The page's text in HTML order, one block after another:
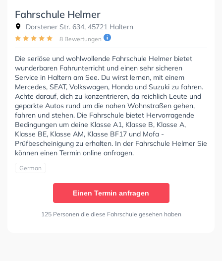
Fahrschule Helmer
Dorstener Str. 634, 45721 Haltern
8 Bewertungen
Die seriöse und wohlwollende Fahrschule Helmer bietet
wunderbaren Fahrunterricht und einen sehr sicheren
Service in Haltern am See. Du wirst lernen, mit einem
Mercedes, SEAT, Volkswagen, Honda und Suzuki zu fahren.
Achte darauf, dich zu konzentrieren, da reichlich Leute und
geparkte Autos rund um die nahen Wohnstraßen gehen,
fahren und stehen. Die Fahrschule bietet Hervorragende
Bedingungen um deine Klasse A1, Klasse B, Klasse A,
Klasse BE, Klasse AM, Klasse BF17 und Mofa -
Prüfbescheinigung zu erhalten. In der Fahrschule Helmer Sie
können einen Termin online anfragen.
German
Einen Termin anfragen
125 Personen die diese Fahrschule gesehen haben